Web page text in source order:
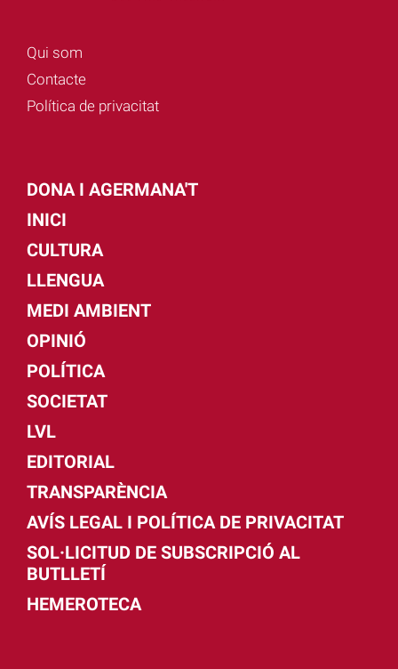
Qui som
Contacte
Política de privacitat
DONA I AGERMANA'T
INICI
CULTURA
LLENGUA
MEDI AMBIENT
OPINIÓ
POLÍTICA
SOCIETAT
LVL
EDITORIAL
TRANSPARÈNCIA
AVÍS LEGAL I POLÍTICA DE PRIVACITAT
SOL·LICITUD DE SUBSCRIPCIÓ AL
BUTLLETÍ
HEMEROTECA